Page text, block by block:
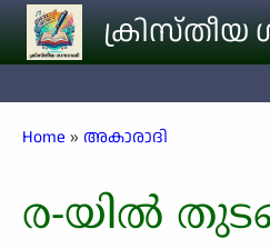
Skip to main content
ക്രിസ്തീയ
Breadcrumb
Home അകാരാദി
ര-യിൽ